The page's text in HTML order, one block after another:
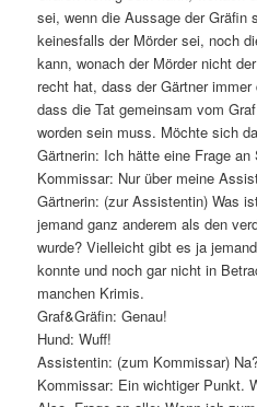
sei, wenn die Aussage der Gräfin
keinesfalls der Mörder sei, noch
kann, wonach der Mörder nicht
recht hat, dass der Gärtner
dass die Tat gemeinsam vom
worden sein muss. Möchte sich
Gärtnerin: Ich hätte eine Frage an
Kommissar: Nur über meine
Gärtnerin: (zur Assistentin) Was
jemand ganz anderem als den
wurde? Vielleicht gibt es ja
konnte und noch gar nicht in
manchen Krimis.
Graf&Gräfin: Genau!
Hund: Wuff!
Assistentin: (zum Kommissar)
Kommissar: Ein wichtiger Punkt.